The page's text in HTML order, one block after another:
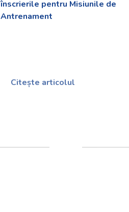
înscrierile pentru Misiunile de
Antrenament
Citește articolul